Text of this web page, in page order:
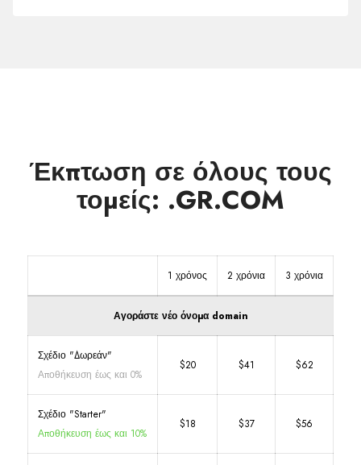
Έκπτωση σε όλους τους
τομείς: .GR.COM
1 χρόνος 2 χρόνια 3 χρόνια
Αγοράστε νέο όνομα domain
Σχέδιο "Δωρεάν"
Αποθήκευση έως και 0%
$20 $41 $62
Σχέδιο "Starter"
Αποθήκευση έως και 10%
$18 $37 $56